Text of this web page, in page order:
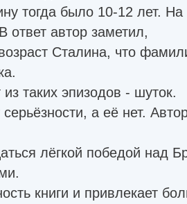
тогда было 10-12 лет.
ответ автор заметил,
Сталина, что
таких эпизодов - шуток.
а её нет.
лёгкой победой над
книги и привлекает